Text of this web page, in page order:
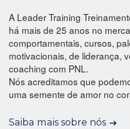
A Leader Training
há mais de 25 anos no
comportamentais, cursos,
motivacionais, de liderança,
coaching com PNL.
Nós acreditamos que
uma semente de amor no
Saiba mais sobre nós